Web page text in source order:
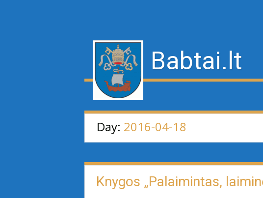
Babtai.lt
Day: 2016-04-18
Knygos „Palaimintas,